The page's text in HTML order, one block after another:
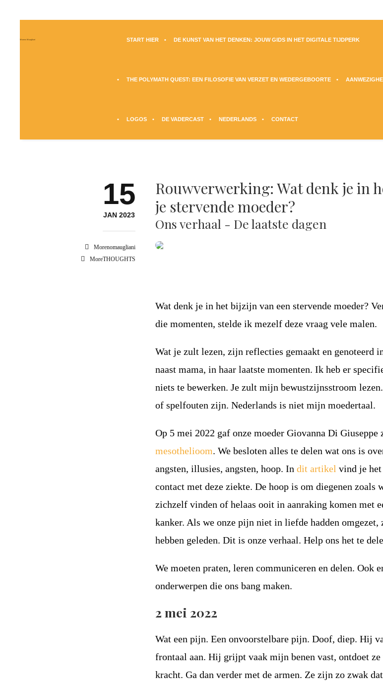
Moreno Maugliani START HIER DE KUNST VAN HET DENKEN: JOUW GIDS IN HET DIGITALE TIJDPERK
THE POLYMATH QUEST: EEN FILOSOFIE VAN VERZET EN WEDERGEBOORTE
LOGOS DE VADERCAST NEDERLANDS CONTACT
15
JAN 2023
Morenomaugliani
MoreTHOUGHTS
Rouwverwerking: Wat denk je in
je stervende moeder?
Ons verhaal - De laatste dagen
Wat denk je in het bijzijn van een stervende moeder?
die momenten, stelde ik mezelf deze vraag vele malen.
Wat je zult lezen, zijn reflecties gemaakt en genoteerd
naast mama, in haar laatste momenten. Ik heb er
niets te bewerken. Je zult mijn bewustzijnsstroom
of spelfouten zijn. Nederlands is niet mijn moedertaal.
Op 5 mei 2022 gaf onze moeder Giovanna Di
mesothelioom. We besloten alles te delen wat ons is
angsten, illusies, angsten, hoop. Indit artikel vind je het
contact met deze ziekte. De hoop is om diegenen zoals
zichzelf vinden of helaas ooit in aanraking komen met
kanker. Als we onze pijn niet in liefde hadden omgezet,
hebben geleden. Dit is onze verhaal. Help ons het te
We moeten praten, leren communiceren en delen. Ook
onderwerpen die ons bang maken.
2 mei 2022
Wat een pijn. Een onvoorstelbare pijn. Doof, diep. Hij
frontaal aan. Hij grijpt vaak mijn benen vast, ontdoet
kracht. Ga dan verder met de armen. Ze zijn zo zwak